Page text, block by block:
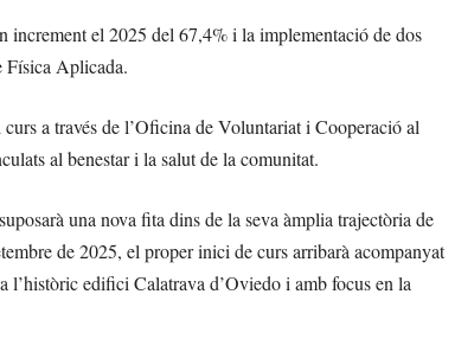
increment el 2025 del 67,4% i la implementació de dos
Física Aplicada.
a través de l’Oficina de Voluntariat i Cooperació al
al benestar i la salut de la comunitat.
una nova fita dins de la seva àmplia trajectòria de
de 2025, el proper inici de curs arribarà acompanyat
edifici Calatrava d’Oviedo i amb focus en la